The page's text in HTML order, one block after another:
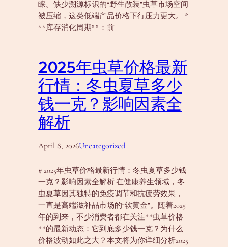
睐。缺少溯源标识的“野生散装”虫草市场空间
被压缩，这类低端产品价格下行压力更大。 *
**库存消化周期**：前
2025年虫草价格最新
行情：冬虫夏草多少
钱一克？影响因素全
解析
April 8, 2026Uncategorized
# 2025年虫草价格最新行情：冬虫夏草多少钱
一克？影响因素全解析 在健康养生领域，冬
虫夏草因其独特的免疫调节和抗疲劳效果，
一直是高端滋补品市场的“软黄金”。随着2025
年的到来，不少消费者都在关注**虫草价格
**的最新动态：它到底多少钱一克？为什么
价格波动如此之大？本文将为你详细分析2025